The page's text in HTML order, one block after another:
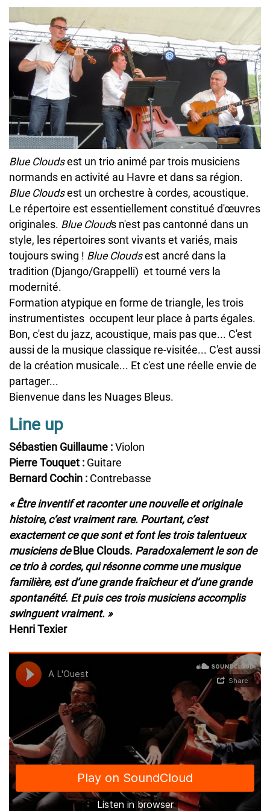
Blue Cloudsest un trio animé par trois musiciens
normands en activité au Havre et dans sa région.
Blue Cloudsest un orchestre à cordes, acoustique.
Le répertoire est essentiellement constitué d'œuvres
originales. Blue Clouds n'est pas cantonné dans un
style, les répertoires sont vivants et variés, mais
toujours swing ! Blue Cloudsest ancré dans la
tradition (Django/Grappelli) et tourné vers la
modernité.
Formation atypique en forme de triangle, les trois
instrumentistes occupent leur place à parts égales.
Bon, c'est du jazz, acoustique, mais pas que... C'est
aussi de la musique classique re-visitée... C'est aussi
de la création musicale... Et c'est une réelle envie de
partager...
Bienvenue dans les Nuages Bleus.
Line up
Sébastien Guillaume : Violon
Pierre Touquet : Guitare
Bernard Cochin : Contrebasse
« Être inventif et raconter une nouvelle et originale
histoire, c’est vraiment rare. Pourtant, c’est
exactement ce que sont et font les trois talentueux
musiciens de Blue Clouds. Paradoxalement le son de
ce trio à cordes, qui résonne comme une musique
familière, est d’une grande fraîcheur et d’une grande
spontanéité. Et puis ces trois musiciens accomplis
swinguent vraiment. »
Henri Texier
Soundcloud